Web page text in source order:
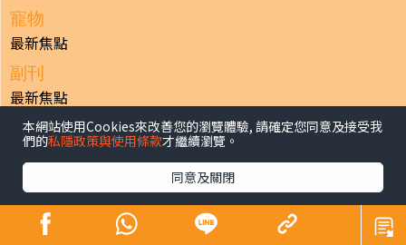
寵物
最新焦點
副刊
最新焦點
日報
揭頁版 港聞 財經/地產 中國/國際
生活副刊
體育 專題/人物
香港經濟日報版權所有©2026
本網站使用Cookies來改善您的瀏覽體驗, 請確定您同意及接受我
們的私隱政策與使用條款才繼續瀏覽。
同意及關閉